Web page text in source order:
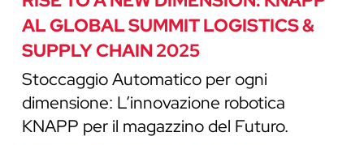
AL GLOBAL SUMMIT LOGISTICS &
SUPPLY CHAIN 2025
Stoccaggio Automatico per ogni
dimensione: L’innovazione robotica
KNAPP per il magazzino del Futuro.